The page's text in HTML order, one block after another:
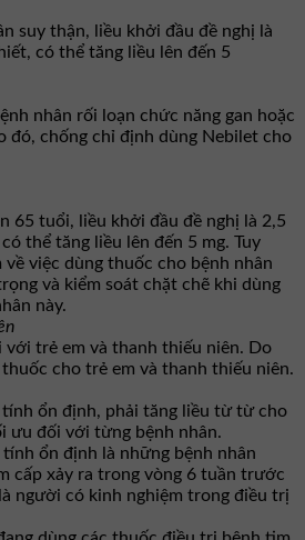
suy thận, liều khởi đầu đề nghị là
có thể tăng liều lên đến 5
nhân rối loạn chức năng gan hoặc
đó, chống chỉ định dùng Nebilet cho
65 tuổi, liều khởi đầu đề nghị là 2,5
thể tăng liều lên đến 5 mg. Tuy
việc dùng thuốc cho bệnh nhân
và kiểm soát chặt chẽ khi dùng
này.
với trẻ em và thanh thiếu niên. Do
cho trẻ em và thanh thiếu niên.
ổn định, phải tăng liều từ từ cho
ưu đối với từng bệnh nhân.
tính ổn định là những bệnh nhân
cấp xảy ra trong vòng 6 tuần trước
người có kinh nghiệm trong điều trị